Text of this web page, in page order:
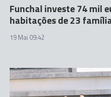
Funchal investe 74 mil
habitações de 23
19 Mai 09:42